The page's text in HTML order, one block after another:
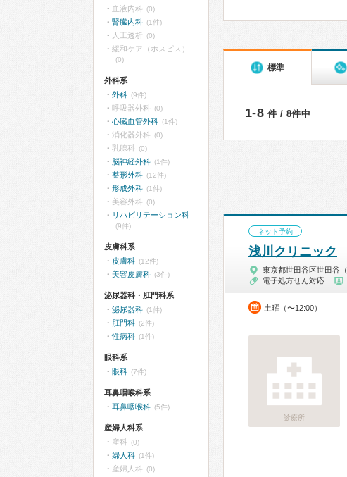
標準
1-8 件 / 8件中
ネット予約
浅川クリニック
東京都世田谷区世田谷（
電子処方せん対応
土曜（〜12:00）
診療所
血液内科 (0)
腎臓内科 (1件)
人工透析 (0)
緩和ケア（ホスピス）
(0)
外科系
外科 (9件)
呼吸器外科 (0)
心臓血管外科 (1件)
消化器外科 (0)
乳腺科 (0)
脳神経外科 (1件)
整形外科 (12件)
形成外科 (1件)
美容外科 (0)
リハビリテーション科
(9件)
皮膚科系
皮膚科 (12件)
美容皮膚科 (3件)
泌尿器科・肛門科系
泌尿器科 (1件)
肛門科 (2件)
性病科 (1件)
眼科系
眼科 (7件)
耳鼻咽喉科系
耳鼻咽喉科 (5件)
産婦人科系
産科 (0)
婦人科 (1件)
産婦人科 (0)